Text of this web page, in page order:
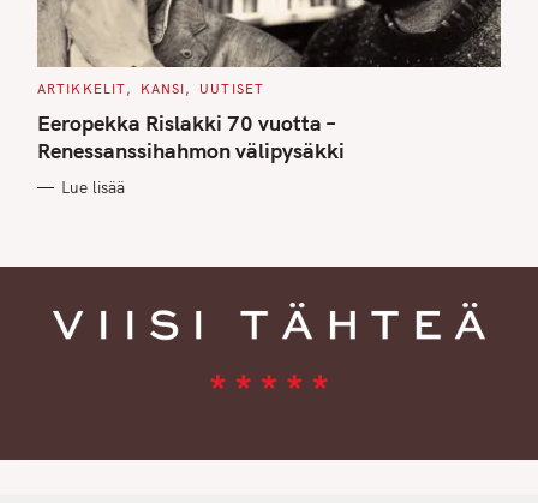
C
T
E
G
O
I
ARTIKKELIT KANSI UUTISET
Eeropekka Rislakki 70 vuotta –
Renessanssihahmon välipysäkki
Lue lisää